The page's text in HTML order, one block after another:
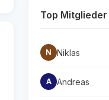
Top Mitglieder
N Niklas
A Andreas